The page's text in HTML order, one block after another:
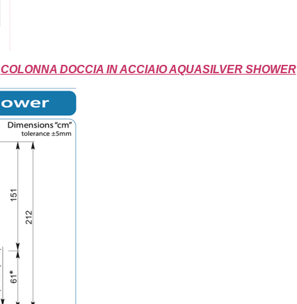
COLONNA DOCCIA IN ACCIAIO AQUASILVER SHOWER